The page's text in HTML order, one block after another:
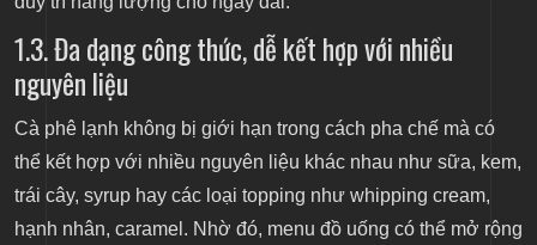
1.3. Đa dạng công thức, dễ kết hợp với nhiều
nguyên liệu
Cà phê lạnh không bị giới hạn trong cách pha chế mà có
thể kết hợp với nhiều nguyên liệu khác nhau như sữa, kem,
trái cây, syrup hay các loại topping như whipping cream,
hạnh nhân, caramel. Nhờ đó, menu đồ uống có thể mở rộng